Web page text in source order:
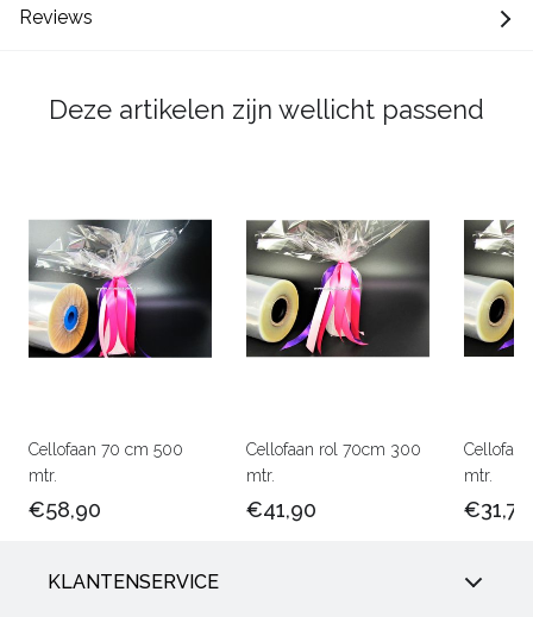
Reviews
Deze artikelen zijn wellicht passend
Cellofaan 70 cm 500
mtr.
€58,90
Cellofaan rol 70cm 300
mtr.
€41,90
mtr.
€31,75
KLANTENSERVICE